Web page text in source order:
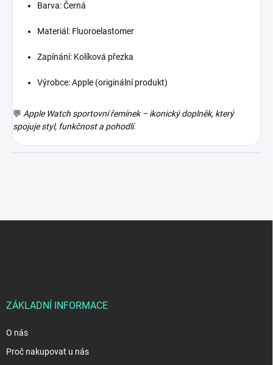
Barva: Černá
Materiál: Fluoroelastomer
Zapínání: Kolíková přezka
Výrobce: Apple (originální produkt)
💬 Apple Watch sportovní řemínek – ikonický doplněk, který
spojuje styl, funkčnost a pohodlí.
ZÁKLADNÍ INFORMACE
O nás
Proč nakupovat u nás